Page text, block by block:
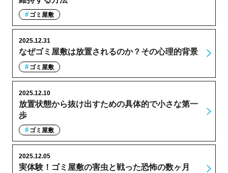
ゴミ屋敷
なぜゴミ屋敷は放置されるのか？その心理的背景
2025.12.31
ゴミ屋敷
放置状態から抜け出すための具体的で小さな第一
歩
2025.12.10
ゴミ屋敷
実体験！ゴミ屋敷の害虫と戦った恐怖の数ヶ月
2025.12.05